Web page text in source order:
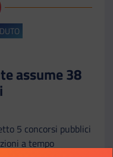
assume 38
5 concorsi pubblici
a tempo